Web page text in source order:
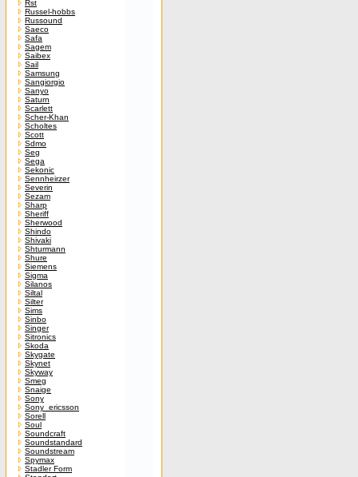
Rst
Russel-hobbs
Russound
Saeco
Safa
Sagem
Saibex
Sail
Samsung
Sangiorgio
Sanyo
Saturn
Scarlett
Scher-Khan
Scholtes
Scott
Sdmo
Seg
Sega
Sekonic
Sennheirzer
Severin
Sezam
Sharp
Sheriff
Sherwood
Shindo
Shivaki
Shturmann
Shure
Siemens
Sigma
Silanos
Siltal
Silter
Sims
Sinbo
Singer
Sitronics
Skoda
Skygate
Skynet
Skyway
Smeg
Snaige
Sony
Sony_ericsson
Sorell
Soul
Soundcraft
Soundstandard
Soundstream
Spymax
Stadler Form